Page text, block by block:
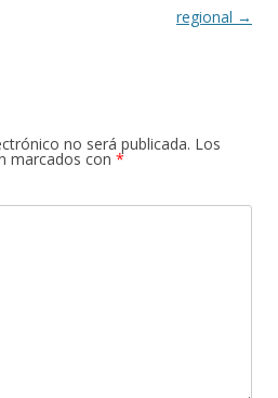
regional →
no será publicada. Los
marcados con *